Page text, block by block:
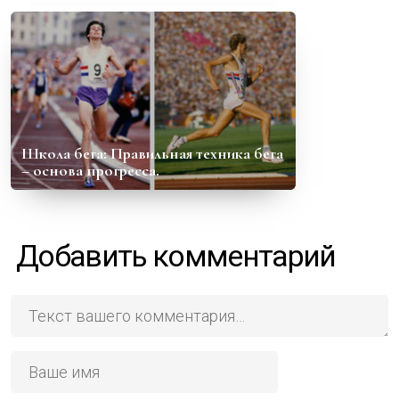
Школа бега: Правильная техника бега
– основа прогресса.
Добавить комментарий